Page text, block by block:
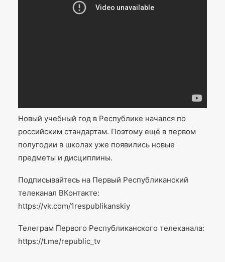
Новый учебный год в Республике начался по
российским стандартам. Поэтому ещё в первом
полугодии в школах уже появились новые
предметы и дисциплины.
Подписывайтесь на Первый Республиканский
телеканал ВКонтакте:
https://vk.com/1respublikanskiy
Телеграм Первого Республиканского телеканала:
https://t.me/republic_tv